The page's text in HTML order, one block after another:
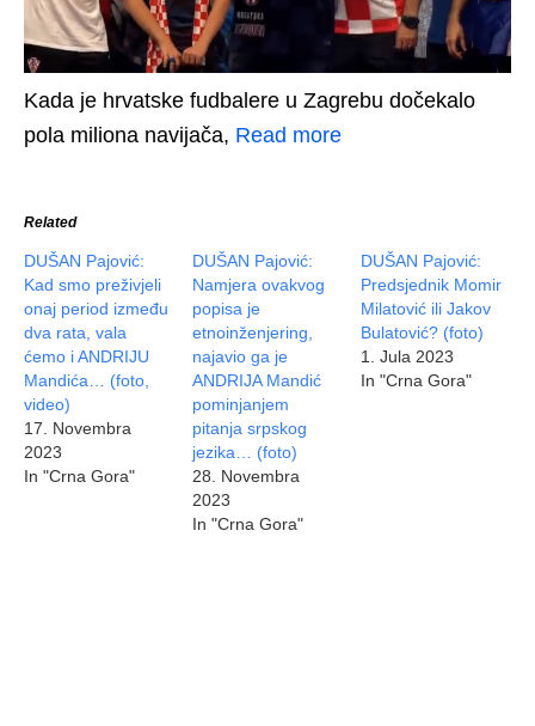
Kada je hrvatske fudbalere u Zagrebu dočekalo
pola miliona navijača, Read more
Related
DUŠAN Pajović:
Kad smo preživjeli
onaj period između
dva rata, vala
ćemo i ANDRIJU
Mandića… (foto,
video)
17. Novembra
2023
In "Crna Gora"
DUŠAN Pajović:
Namjera ovakvog
popisa je
etnoinženjering,
najavio ga je
ANDRIJA Mandić
pominjanjem
pitanja srpskog
jezika… (foto)
28. Novembra
2023
In "Crna Gora"
DUŠAN Pajović:
Predsjednik Momir
Milatović ili Jakov
Bulatović? (foto)
1. Jula 2023
In "Crna Gora"